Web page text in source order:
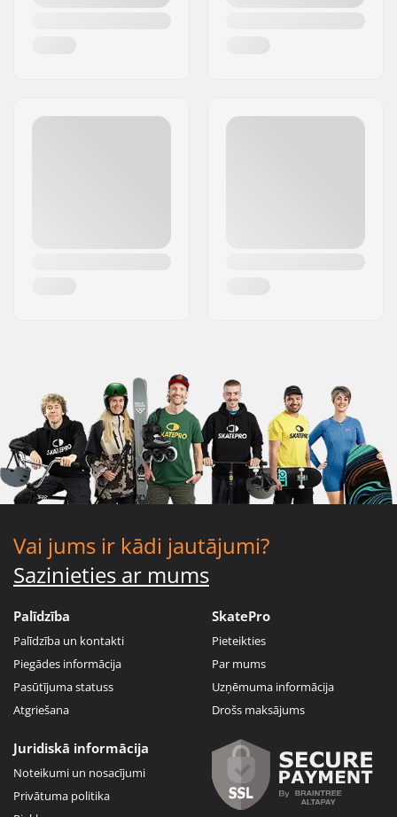
Vai jums ir kādi jautājumi?
Sazinieties ar mums
Palīdzība
Palīdzība un kontakti
Piegādes informācija
Pasūtījuma statuss
Atgriešana
SkatePro
Pieteikties
Par mums
Uzņēmuma informācija
Drošs maksājums
Juridiskā informācija
Noteikumi un nosacījumi
Privātuma politika